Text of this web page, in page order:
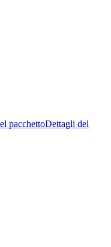
pacchettoDettagli del